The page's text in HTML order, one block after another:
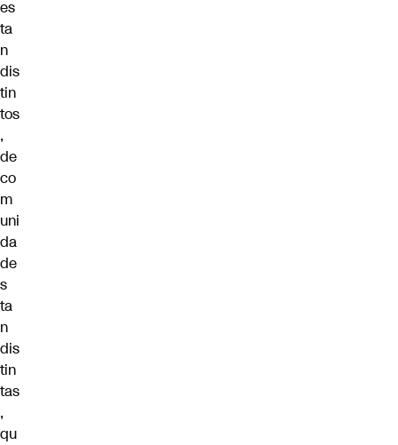
es
ta
n
dis
tin
tos
,
de
co
m
uni
da
de
s
ta
n
dis
tin
tas
,
qu